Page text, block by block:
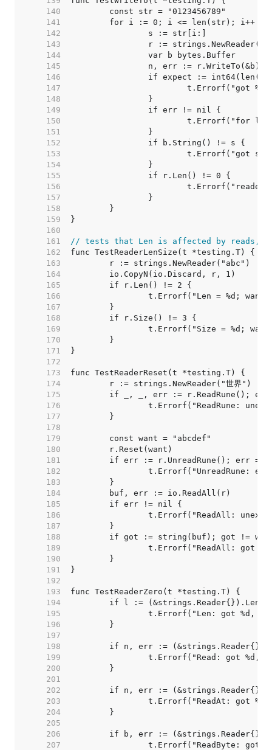
   140
   141
   142
   143
   144
   145
   146
   147
   148
   149
   150
   151
   152
   153
   154
   155
   156
   157
   158
   159
   160
   161
// tests that Len is affected by reads,
   162
   163
   164
   165
   166
   167
   168
   169
   170
   171
   172
   173
   174
   175
   176
   177
   178
   179
   180
   181
   182
   183
   184
   185
   186
   187
   188
   189
   190
   191
   192
   193
   194
   195
   196
   197
   198
   199
   200
   201
   202
   203
   204
   205
   206
   207